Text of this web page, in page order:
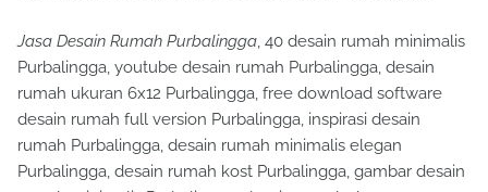
Jasa Desain Rumah Purbalingga, 40 desain rumah minimalis
Purbalingga, youtube desain rumah Purbalingga, desain
rumah ukuran 6x12 Purbalingga, free download software
desain rumah full version Purbalingga, inspirasi desain
rumah Purbalingga, desain rumah minimalis elegan
Purbalingga, desain rumah kost Purbalingga, gambar desain